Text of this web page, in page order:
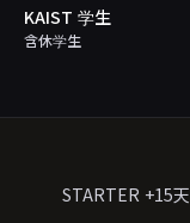
KAIST 学生
含休学生
STARTER +15天